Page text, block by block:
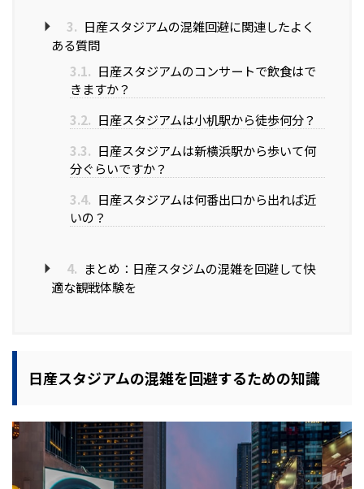
3. 日産スタジアムの混雑回避に関連したよく
ある質問
3.1. 日産スタジアムのコンサートで飲食はで
きますか？
3.2. 日産スタジアムは小机駅から徒歩何分？
3.3. 日産スタジアムは新横浜駅から歩いて何
分ぐらいですか？
3.4. 日産スタジアムは何番出口から出れば近
いの？
4. まとめ：日産スタジムの混雑を回避して快
適な観戦体験を
日産スタジアムの混雑を回避するための知識